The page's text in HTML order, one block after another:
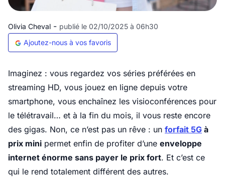
Olivia Cheval - publié le 02/10/2025 à 06h30
Ajoutez-nous à vos favoris
Imaginez : vous regardez vos séries préférées en
streaming HD, vous jouez en ligne depuis votre
smartphone, vous enchaînez les visioconférences pour
le télétravail… et à la fin du mois, il vous reste encore
des gigas. Non, ce n’est pas un rêve : un forfait 5G à
prix mini permet enfin de profiter d’une enveloppe
internet énorme sans payer le prix fort. Et c’est ce
qui le rend totalement différent des autres.